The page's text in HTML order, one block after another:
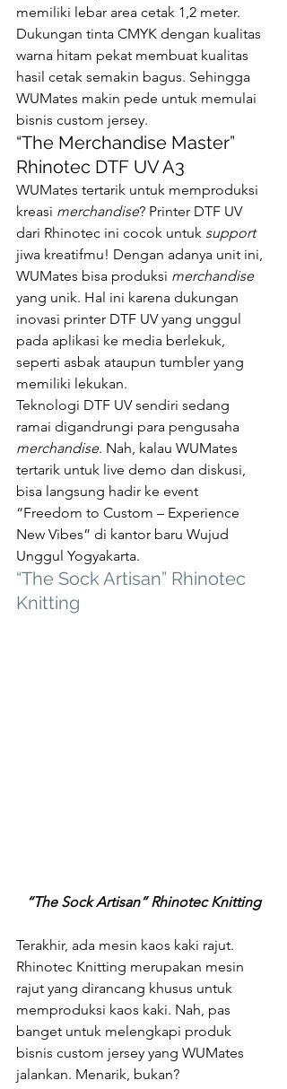
memiliki lebar area cetak 1,2 meter.
Dukungan tinta CMYK dengan kualitas
warna hitam pekat membuat kualitas
hasil cetak semakin bagus. Sehingga
WUMates makin pede untuk memulai
bisnis custom jersey.
“The Merchandise Master”
Rhinotec DTF UV A3
WUMates tertarik untuk memproduksi
kreasi merchandise? Printer DTF UV
dari Rhinotec ini cocok untuk support
jiwa kreatifmu! Dengan adanya unit ini,
WUMates bisa produksi merchandise
yang unik. Hal ini karena dukungan
inovasi printer DTF UV yang unggul
pada aplikasi ke media berlekuk,
seperti asbak ataupun tumbler yang
memiliki lekukan.
Teknologi DTF UV sendiri sedang
ramai digandrungi para pengusaha
merchandise. Nah, kalau WUMates
tertarik untuk live demo dan diskusi,
bisa langsung hadir ke event
“Freedom to Custom – Experience
New Vibes” di kantor baru Wujud
Unggul Yogyakarta.
“The Sock Artisan” Rhinotec
Knitting
“The Sock Artisan” Rhinotec Knitting
Terakhir, ada mesin kaos kaki rajut.
Rhinotec Knitting merupakan mesin
rajut yang dirancang khusus untuk
memproduksi kaos kaki. Nah, pas
banget untuk melengkapi produk
bisnis custom jersey yang WUMates
jalankan. Menarik, bukan?